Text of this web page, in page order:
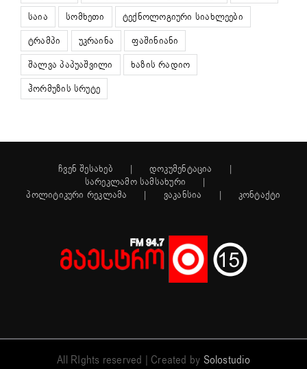
საია
სომხეთი
ტექნოლოგიური სიახლეები
ტრამპი
უკრაინა
ფაშინიანი
შალვა პაპუაშვილი
ხაზის რადიო
ჰორმუზის სრუტე
ჩვენ შესახებ
დოკუმენტაცია
სარეკლამო სამსახური
პოლიტიკური რეკლამა
ვაკანსია კონტაქტი
All RIghts reserved | Created by Solostudio